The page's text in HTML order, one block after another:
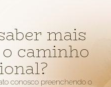
mais
caminho
conosco preenchendo o